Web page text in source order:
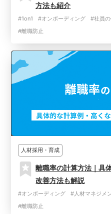
方法も紹介
#1on1 #オンボーディング #社員
#離職防止
人材採用・育成
離職率の計算方法｜具
改善方法も解説
#オンボーディング #人材マネジメ
#離職防止